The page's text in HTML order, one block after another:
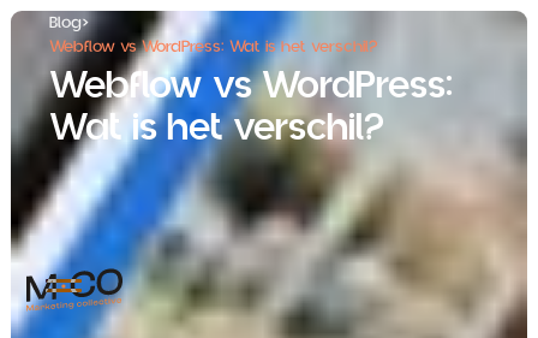
Blog>
Webflow vs WordPress: Wat is het verschil?
Webflow vs WordPress:
Wat is het verschil?